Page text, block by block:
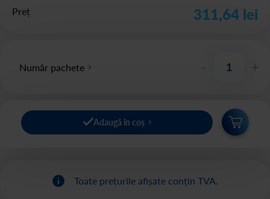
Număr pachete
Preț 311,64 lei
Adaugă în coș
Toate prețurile afișate conțin TVA.